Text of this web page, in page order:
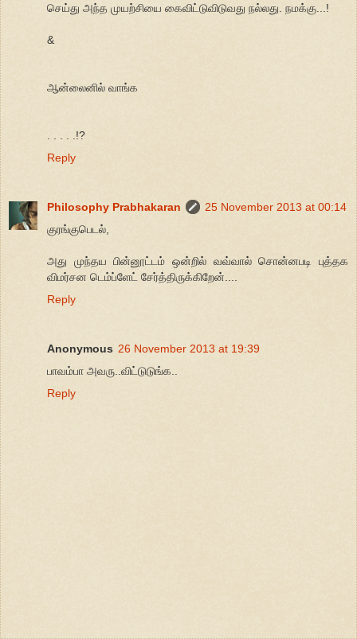
செய்து அந்த முயற்சியை கைவிட்டுவிடுவது நல்லது. நமக்கு...!
&
ஆன்லைனில் வாங்க
. . . . .!?
Reply
Philosophy Prabhakaran
25 November 2013 at 00:14
குரங்குபெடல்,
அது முந்தய பின்னூட்டம் ஒன்றில் வவ்வால் சொன்னபடி புத்தக
விமர்சன டெம்ப்ளேட் சேர்த்திருக்கிறேன்....
Reply
Anonymous 26 November 2013 at 19:39
பாவம்பா அவரு..விட்டுடுங்க..
Reply